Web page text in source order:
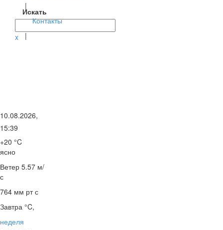
Искать
x
|
Контакты
|
10.08.2026,
15:39
+20 °C
ясно
Ветер 5.57 м/
с
764 мм рт с
Завтра °C,
неделя